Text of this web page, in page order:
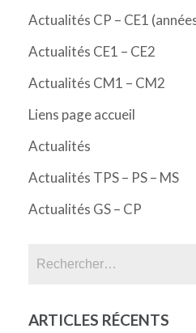
Actualités CP – CE1
Actualités CE1 – CE2
Actualités CM1 – CM2
Liens page accueil
Actualités
Actualités TPS – PS – MS
Actualités GS – CP
ARTICLES RÉCENTS